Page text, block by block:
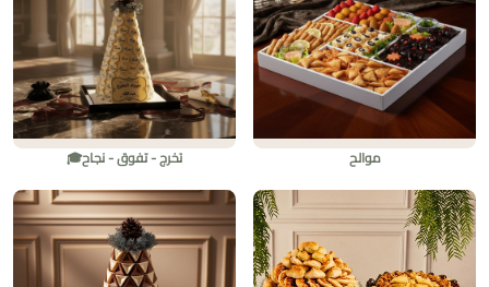
موالح تخرج - تفوق - نجاح🎓